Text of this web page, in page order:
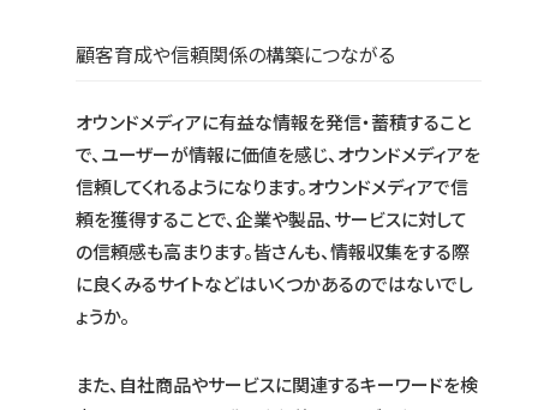
顧客育成や信頼関係の構築につながる
オウンドメディアに有益な情報を発信・蓄積すること
で、ユーザーが情報に価値を感じ、オウンドメディアを
信頼してくれるようになります。オウンドメディアで信
頼を獲得することで、企業や製品、サービスに対して
の信頼感も高まります。皆さんも、情報収集をする際
に良くみるサイトなどはいくつかあるのではないでし
ょうか。
また、自社商品やサービスに関連するキーワードを検